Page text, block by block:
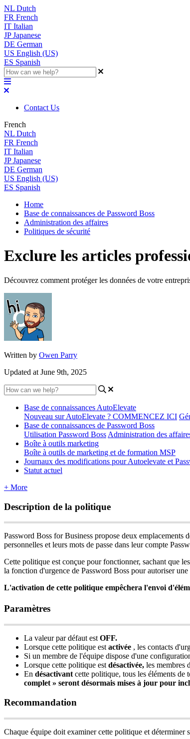
NL Dutch
FR French
IT Italian
JP Japanese
DE German
US English (US)
ES Spanish
Contact Us
French
NL Dutch
FR French
IT Italian
JP Japanese
DE German
US English (US)
ES Spanish
Home
Base de connaissances de Password Boss
Administration des affaires
Politiques de sécurité
Exclure les articles
Découvrez comment protéger les données de votre
Written by Owen Parry
Updated at June 9th, 2025
Base de connaissances AutoElevate
Nouveau sur AutoElevate ? COMMENCEZ ICI
Base de connaissances de Password Boss
Utilisation Password Boss Administration des
Boîte à outils marketing
Boîte à outils de marketing et de formation MSP
Journaux des modifications pour Autoelevate et
Statut actuel
+ More
Description de la politique
Password Boss for Business propose deux emplacements
personnelles et leurs mots de passe dans leur compte
Cette politique est conçue pour fonctionner, sachant que les
la fonction d'urgence de Password Boss pour autoriser une
L'activation de cette politique empêchera l'envoi d'élé
Paramètres
La valeur par défaut est OFF.
Lorsque cette politique est activée , les contacts d'
Si un membre de l'équipe dispose d'une
Lorsque cette politique est désactivée, les membres
En désactivant cette politique, tous les éléments de
complet » seront désormais mises à jour pour
Recommandation
Chaque équipe doit examiner cette politique et déterminer